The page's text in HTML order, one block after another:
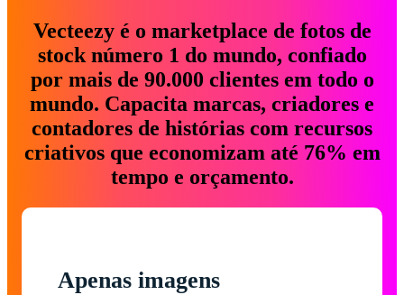
Vecteezy é o marketplace de fotos de
stock número 1 do mundo, confiado
por mais de 90.000 clientes em todo o
mundo. Capacita marcas, criadores e
contadores de histórias com recursos
criativos que economizam até 76% em
tempo e orçamento.
Apenas imagens